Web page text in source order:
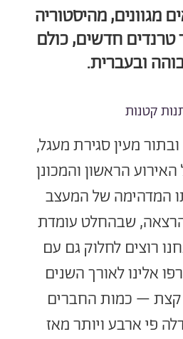
מגוונים, מהיסטוריה
טרנדים חדשים, כולם
ובעברית.
קטנות
מעין סגירת מעגל,
הראשון והמכונן
המדהימה של המעצב
שבהחלט עומדת
רוצים לחלוק גם עם
אלינו לאורך השנים
קצת – כמות החברים
פי ארבע ויותרמאז